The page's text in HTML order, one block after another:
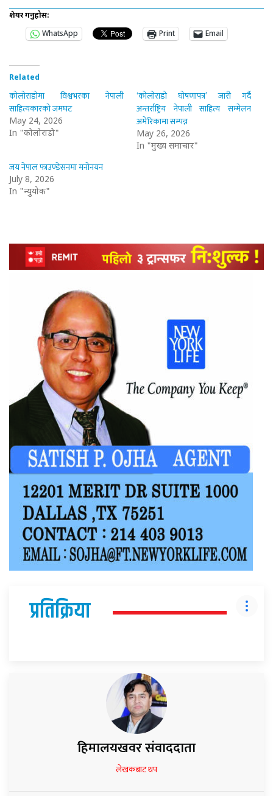
शेयर गर्नुहोस:
WhatsApp
Print Email
Related
कोलोराडोमा विश्वभरका नेपाली
साहित्यकारको जमघट
May 24, 2026
In "कोलोराडो"
‘कोलोराडो घोषणापत्र’ जारी गर्दै
अन्तर्राष्ट्रिय नेपाली साहित्य सम्मेलन
अमेरिकामा सम्पन्न
May 26, 2026
In "मुख्य समाचार"
जय नेपाल फाउण्डेसनमा मनोनयन
July 8, 2026
In "न्युयोर्क"
प्रतिक्रिया
हिमालयखवर संवाददाता
लेखकबाट थप